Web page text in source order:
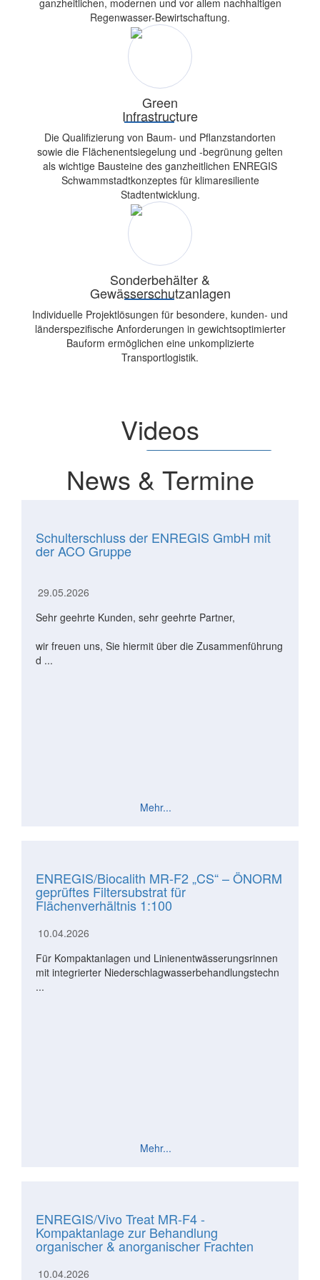
ganzheitlichen, modernen und vor allem nachhaltigen
Regenwasser-Bewirtschaftung.
Green
Infrastructure
Die Qualifizierung von Baum- und Pflanzstandorten
sowie die Flächenentsiegelung und -begrünung gelten
als wichtige Bausteine des ganzheitlichen ENREGIS
Schwammstadtkonzeptes für klimaresiliente
Stadtentwicklung.
Sonderbehälter &
Gewässerschutzanlagen
Individuelle Projektlösungen für besondere, kunden- und
länderspezifische Anforderungen in gewichtsoptimierter
Bauform ermöglichen eine unkomplizierte
Transportlogistik.
Videos
News & Termine
Schulterschluss der ENREGIS GmbH mit
der ACO Gruppe
29.05.2026
Sehr geehrte Kunden, sehr geehrte Partner,
wir freuen uns, Sie hiermit über die Zusammenführung
d ...
Mehr...
ENREGIS/Biocalith MR-F2 „CS“ – ÖNORM
geprüftes Filtersubstrat für
Flächenverhältnis 1:100
10.04.2026
Für Kompaktanlagen und Linienentwässerungsrinnen
mit integrierter Niederschlagwasserbehandlungstechn
...
Mehr...
ENREGIS/Vivo Treat MR-F4 -
Kompaktanlage zur Behandlung
organischer & anorganischer Frachten
10.04.2026